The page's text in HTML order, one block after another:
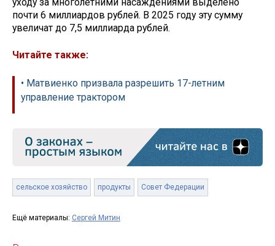
почти 6 миллиардов рублей. В 2025 году эту сумму
увеличат до 7,5 миллиарда рублей.
Читайте также:
• Матвиенко призвала разрешить 17-летним
управление трактором
сельское хозяйство продукты Совет Федерации
Ещё материалы: Сергей Митин